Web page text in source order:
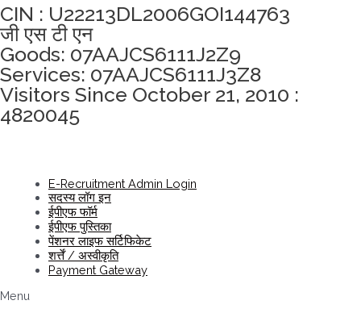
CIN : U22213DL2006GOI144763
जी एस टी एन
Goods: 07AAJCS6111J2Z9
Services: 07AAJCS6111J3Z8
Visitors Since October 21, 2010 :
4820045
E-Recruitment Admin Login
सदस्य लॉग इन
ईपीएफ फॉर्म
ईपीएफ पुस्तिका
पेंशनर लाइफ सर्टिफिकेट
शर्त्तें / अस्वीकृति
Payment Gateway
Menu